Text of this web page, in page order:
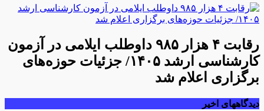
رقابت ۴ هزار ۹۸۵ داوطلب ایلامی در آزمون
کارشناسی ارشد ۱۴۰۵/ جزئیات حوزه‌های
برگزاری اعلام شد
دیدگاههای اخیر